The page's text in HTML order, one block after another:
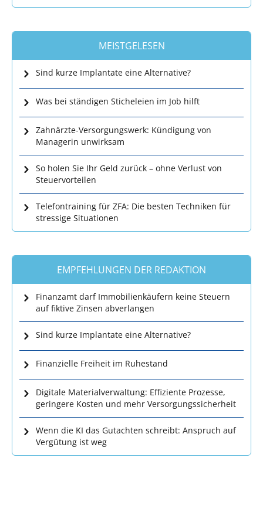
MEISTGELESEN
Sind kurze Implantate eine Alternative?
Was bei ständigen Sticheleien im Job hilft
Zahnärzte-Versorgungswerk: Kündigung von
Managerin unwirksam
So holen Sie Ihr Geld zurück – ohne Verlust von
Steuervorteilen
Telefontraining für ZFA: Die besten Techniken für
stressige Situationen
EMPFEHLUNGEN DER REDAKTION
Finanzamt darf Immobilienkäufern keine Steuern
auf fiktive Zinsen abverlangen
Sind kurze Implantate eine Alternative?
Finanzielle Freiheit im Ruhestand
Digitale Materialverwaltung: Effiziente Prozesse,
geringere Kosten und mehr Versorgungssicherheit
Wenn die KI das Gutachten schreibt: Anspruch auf
Vergütung ist weg